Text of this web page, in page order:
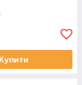
Купити